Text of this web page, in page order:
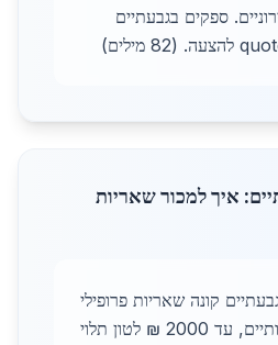
ספקים בגבעתיים
איך למכור שאריות
קונה שאריות פרופילי
פלדה במחירים תחרותיים, עד 2000 ₪ לטון תלוי